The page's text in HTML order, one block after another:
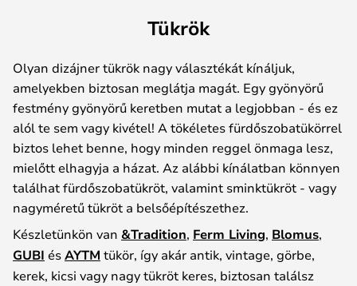
Tükrök
Olyan dizájner tükrök nagy választékát kínáljuk,
amelyekben biztosan meglátja magát. Egy gyönyörű
festmény gyönyörű keretben mutat a legjobban - és ez
alól te sem vagy kivétel! A tökéletes fürdőszobatükörrel
biztos lehet benne, hogy minden reggel önmaga lesz,
mielőtt elhagyja a házat. Az alábbi kínálatban könnyen
találhat fürdőszobatükröt, valamint sminktükröt - vagy
nagyméretű tükröt a belsőépítészethez.
Készletünkön van &Tradition, Ferm Living, Blomus,
GUBI ésAYTM tükör, így akár antik, vintage, görbe,
kerek, kicsi vagy nagy tükröt keres, biztosan találsz